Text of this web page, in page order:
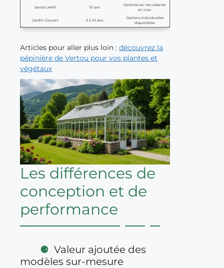
Serres LAMS 10 ans
Garantie sur les visseries
en inox
Jardin Couvert 5 à 10 ans
Options individuelles
disponibles
Articles pour aller plus loin : découvrez la
pépinière de Vertou pour vos plantes et
végétaux
Les différences de
conception et de
performance
Valeur ajoutée des
modèles sur-mesure